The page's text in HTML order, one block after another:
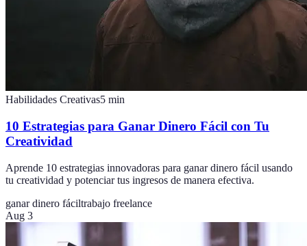
Habilidades Creativas5 min
10 Estrategias para Ganar Dinero Fácil con Tu
Creatividad
Aprende 10 estrategias innovadoras para ganar dinero fácil usando
tu creatividad y potenciar tus ingresos de manera efectiva.
ganar dinero fáciltrabajo freelance
Aug 3